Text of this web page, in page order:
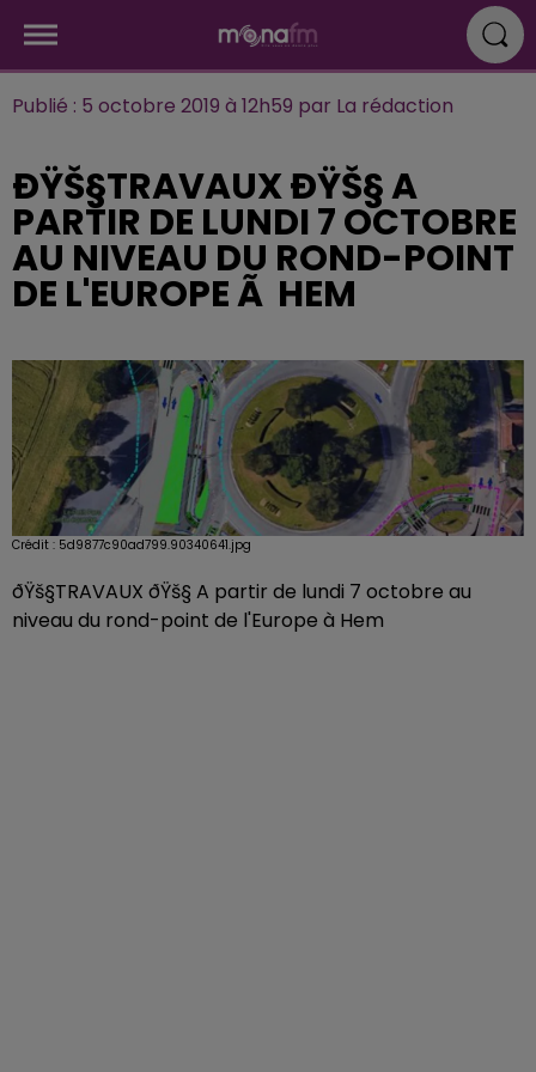
Publié : 5 octobre 2019 à 12h59 par La rédaction
ÐŸŠ§TRAVAUX ÐŸŠ§ A
PARTIR DE LUNDI 7 OCTOBRE
AU NIVEAU DU ROND-POINT
DE L'EUROPE Ã HEM
Crédit : 5d9877c90ad799.90340641.jpg
ðŸš§TRAVAUX ðŸš§ A partir de lundi 7 octobre au
niveau du rond-point de l'Europe à Hem